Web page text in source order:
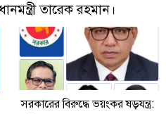
তারেক রহমান।
সরকারের বিরুদ্ধে ভয়ংকর ষড়যন্ত্র: